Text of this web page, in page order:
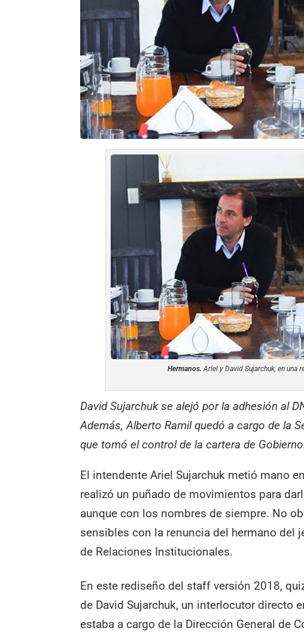
Hermanos. Ariel y David Sujarchuk, en una
David Sujarchuk se alejó por la adhesión al
Además, Alberto Ramil quedó a cargo de la
que tomó el control de la cartera de
El intendente Ariel Sujarchuk metió mano
realizó un puñado de movimientos para
aunque con los nombres de siempre. No
sensibles con la renuncia del hermano del
de Relaciones Institucionales.
En este rediseño del staff versión 2018,
de David Sujarchuk, un interlocutor directo
estaba a cargo de la Dirección General de